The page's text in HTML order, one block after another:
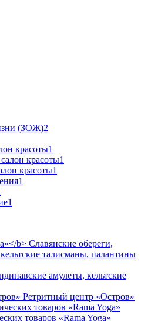
(ЗОЖ)2
красоты1
красоты1
красоты1
1
1
амулеты, кельтские
Ретритный центр «Остров»
товаров «Rama Yoga»